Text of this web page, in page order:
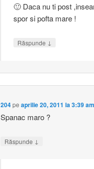
🙂 Daca nu ti post
spor si pofta mare !
Răspunde ↓
204peaprilie 20, 2011 la 3:39 am
Spanac maro ?
Răspunde ↓